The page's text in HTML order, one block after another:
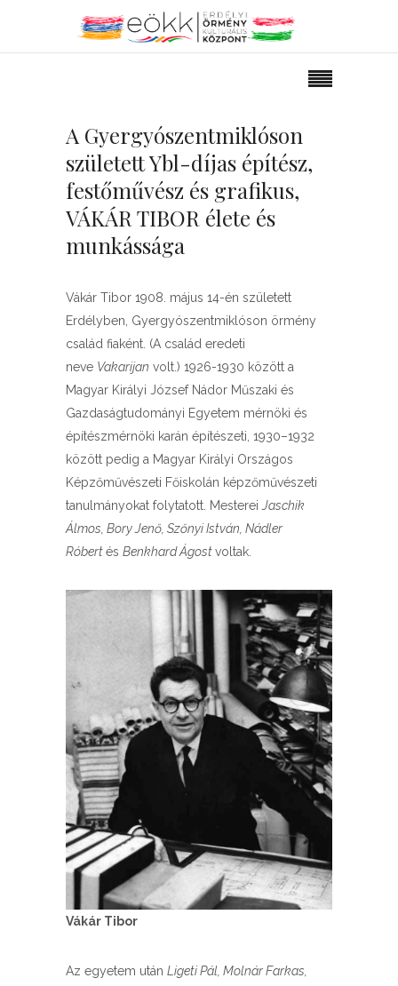
A Gyergyószentmiklóson
született Ybl-díjas építész,
festőművész és grafikus,
VÁKÁR TIBOR élete és
munkássága
Vákár Tibor 1908. május 14-én született
Erdélyben, Gyergyószentmiklóson örmény
család fiaként. (A család eredeti
neve Vakarijan volt.) 1926-1930 között a
Magyar Királyi József Nádor Műszaki és
Gazdaságtudományi Egyetem mérnöki és
építészmérnöki karán építészeti, 1930–1932
között pedig a Magyar Királyi Országos
Képzőművészeti Főiskolán képzőművészeti
tanulmányokat folytatott. Mesterei Jaschik
Álmos, Bory Jenő, Szőnyi István, Nádler
Róbertés Benkhard Ágostvoltak.
Vákár Tibor
Az egyetem után Ligeti Pál, Molnár Farkas,